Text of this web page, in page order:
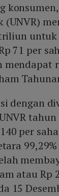
(UNVR)
71 per
mendapat
dengan
tahun
per
99,29%
atau
15